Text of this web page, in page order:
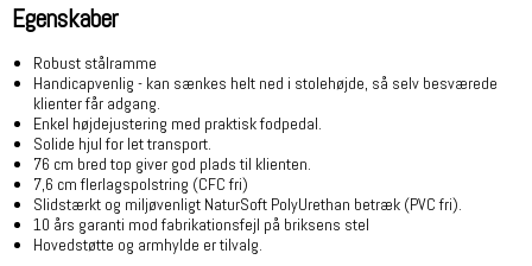
Egenskaber
Robust stålramme
Handicapvenlig - kan sænkes helt ned i stolehøjde, så selv besværede
klienter får adgang.
Enkel højdejustering med praktisk fodpedal.
Solide hjul for let transport.
76 cm bred top giver god plads til klienten.
7,6 cm flerlagspolstring (CFC fri)
Slidstærkt og miljøvenligt NaturSoft PolyUrethan betræk (PVC fri).
10 års garanti mod fabrikationsfejl på briksens stel
Hovedstøtte og armhylde er tilvalg.